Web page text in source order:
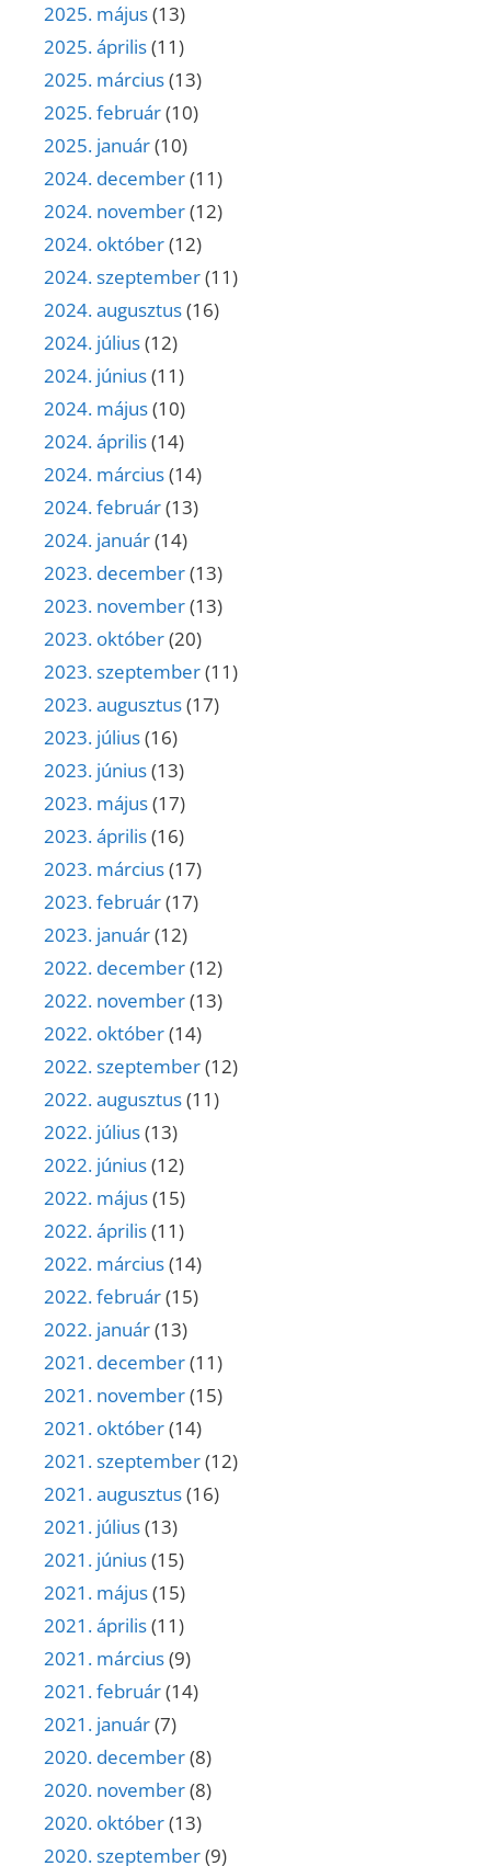
2025. május(13)
2025. április(11)
2025. március(13)
2025. február(10)
2025. január(10)
2024. december(11)
2024. november(12)
2024. október(12)
2024. szeptember(11)
2024. augusztus(16)
2024. július(12)
2024. június(11)
2024. május(10)
2024. április(14)
2024. március(14)
2024. február(13)
2024. január(14)
2023. december(13)
2023. november(13)
2023. október(20)
2023. szeptember(11)
2023. augusztus(17)
2023. július(16)
2023. június(13)
2023. május(17)
2023. április(16)
2023. március(17)
2023. február(17)
2023. január(12)
2022. december(12)
2022. november(13)
2022. október(14)
2022. szeptember(12)
2022. augusztus(11)
2022. július(13)
2022. június(12)
2022. május(15)
2022. április(11)
2022. március(14)
2022. február(15)
2022. január(13)
2021. december(11)
2021. november(15)
2021. október(14)
2021. szeptember(12)
2021. augusztus(16)
2021. július(13)
2021. június(15)
2021. május(15)
2021. április(11)
2021. március(9)
2021. február(14)
2021. január(7)
2020. december(8)
2020. november(8)
2020. október(13)
2020. szeptember(9)